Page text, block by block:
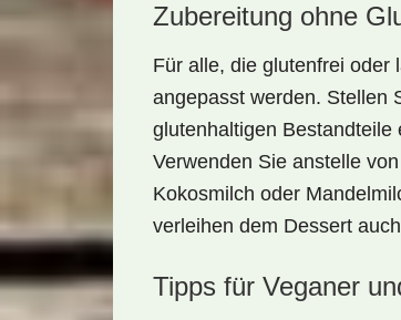
Zubereitung ohne
Für alle, die glutenfrei oder
angepasst werden. Stellen
glutenhaltigen
Verwenden Sie anstelle
Kokosmilch oder
verleihen dem Dessert
Tipps für Veganer